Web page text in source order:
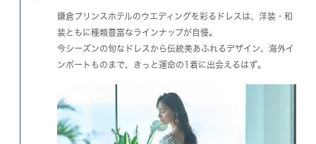
鎌倉プリンスホテルのウエディングを彩るドレスは、洋装・和
装ともに種類豊富なラインナップが自慢。
今シーズンの旬なドレスから伝統美あふれるデザイン、海外イ
ンポートものまで、きっと運命の1着に出会えるはず。